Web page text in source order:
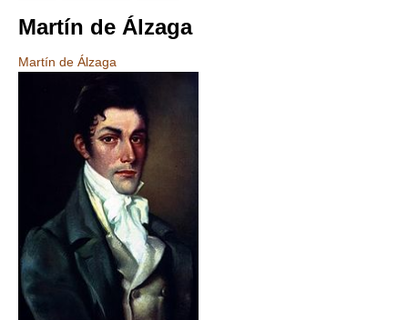
Martín de Álzaga
Martín de Álzaga